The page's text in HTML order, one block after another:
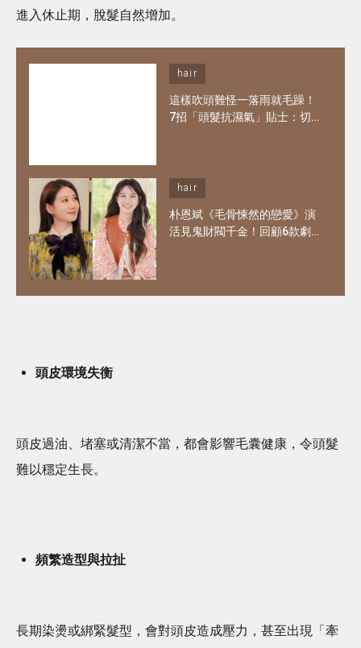
進入休止期，脫髮自然增加。
hair
這樣吹頭難怪一落雨就毛躁！
7招「頭髮抗濕氣」貼士：切
hair
朴恩斌《毛骨悚然的戀愛》演
活見鬼財閥千金！回顧6款劇
頭皮環境失衡
頭皮過油、堵塞或清潔不當，都會影響毛囊健康，令頭髮
難以穩定生長。
頻繁造型與拉扯
長期染燙或綁緊髮型，會對頭皮造成壓力，甚至出現「牽